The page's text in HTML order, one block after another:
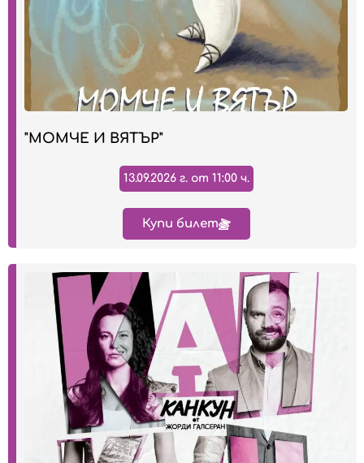
"МОМЧЕ И ВЯТЪР"
13.09.2026 г. от 11:00 ч.
Купи билет